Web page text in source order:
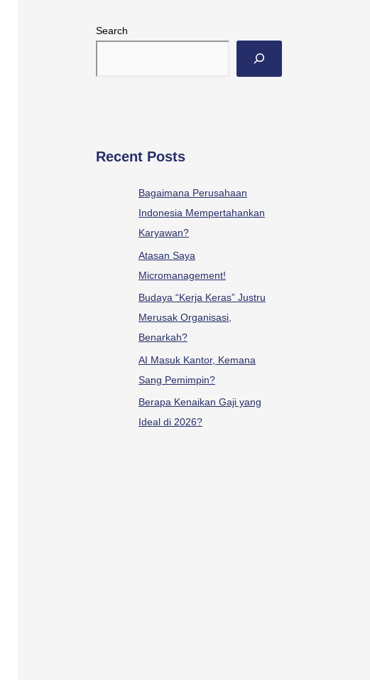
Search
Recent Posts
Bagaimana Perusahaan
Indonesia Mempertahankan
Karyawan?
Atasan Saya
Micromanagement!
Budaya “Kerja Keras” Justru
Merusak Organisasi,
Benarkah?
AI Masuk Kantor, Kemana
Sang Pemimpin?
Berapa Kenaikan Gaji yang
Ideal di 2026?